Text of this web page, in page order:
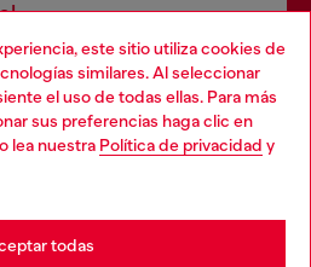
este sitio utiliza cookies de
similares. Al seleccionar
el uso de todas ellas. Para más
sus preferencias haga clic en
o lea nuestra Política de privacidad y
todas
servicios, tanto en línea como
website, but it seems you